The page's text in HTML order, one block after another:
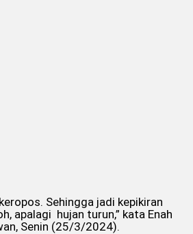
Sehingga jadi kepikiran
apalagi hujan turun,” kata Enah
Senin (25/3/2024).